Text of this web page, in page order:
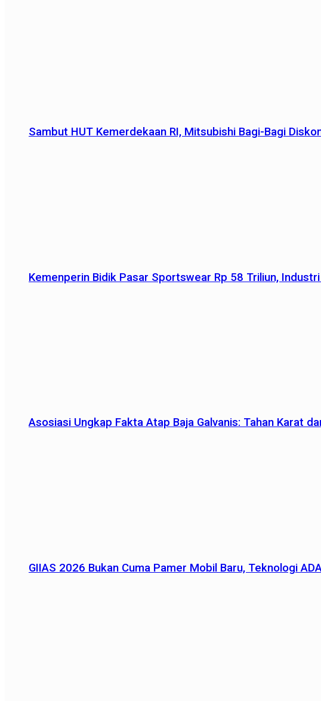
Sambut HUT Kemerdekaan RI, Mitsubishi Bagi-Bagi
Kemenperin Bidik Pasar Sportswear Rp 58 Triliun,
Asosiasi Ungkap Fakta Atap Baja Galvanis: Tahan Karat
GIIAS 2026 Bukan Cuma Pamer Mobil Baru, Teknologi